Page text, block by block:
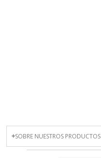
SOBRE NUESTROS PRODUCTOS